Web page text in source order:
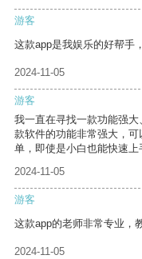
游客
这款app是我娱乐的好帮手
2024-11-05
游客
我一直在寻找一款功能强
款软件的功能非常强大，
单，即使是小白也能快速上
2024-11-05
游客
这款app的老师非常专业，
2024-11-05